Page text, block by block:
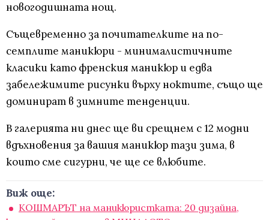
новогодишната нощ.
Същевременно за почитателките на по-
семплите маникюри - минималистичните
класики като френския маникюр и едва
забележимите рисунки върху ноктите, също ще
доминират в зимните тенденции.
В галерията ни днес ще ви срещнем с 12 модни
вдъхновения за вашия маникюр тази зима, в
които сме сигурни, че ще се влюбите.
Виж още:
КОШМАРЪТ на маникюристката: 20 дизайна,